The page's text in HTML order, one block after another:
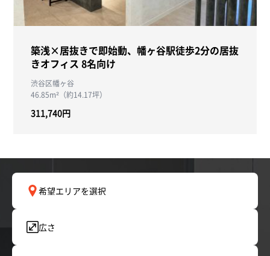
築浅×居抜きで即始動、幡ヶ谷駅徒歩2分の居抜
きオフィス 8名向け
渋谷区幡ヶ谷
46.85m²（約14.17坪）
311,740円
希望エリアを選択
広さ